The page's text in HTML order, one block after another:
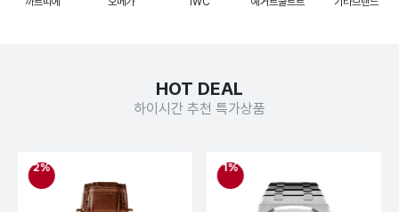
HOT DEAL
하이시간 추천 특가상품
2% 1%